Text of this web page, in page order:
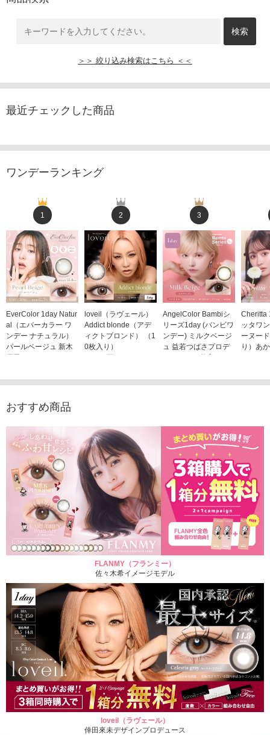
＞＞ 絞り込み検索はこちら ＜＜
最近チェックした商品
ワンデーランキング
1
EverColor 1day Natur
al（エバーカラー ワ
ンデー ナチュラル）
パールベージュ 新木
2,598円(税込)
2
loveil（ラヴェール）
Addict blonde（アデ
ィクトブロンド） （1
0枚入り）
3
AngelColor Bambiシ
リーズ1day (バンビワ
ンデー) ミルクベージ
ュ 益若つばさプロデ
Cheritta
ッタワ
ーヌー
り）あ
おすすめ商品
FLANMY（フランミー）
佐々木希イメージモデル
loveil（ラヴェール）
倖田來未デザインプロデュース